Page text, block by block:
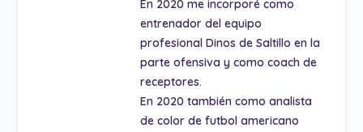
En 2020 me incorporé como
entrenador del equipo
profesional Dinos de Saltillo en la
parte ofensiva y como coach de
receptores.
En 2020 también como analista
de color de futbol americano